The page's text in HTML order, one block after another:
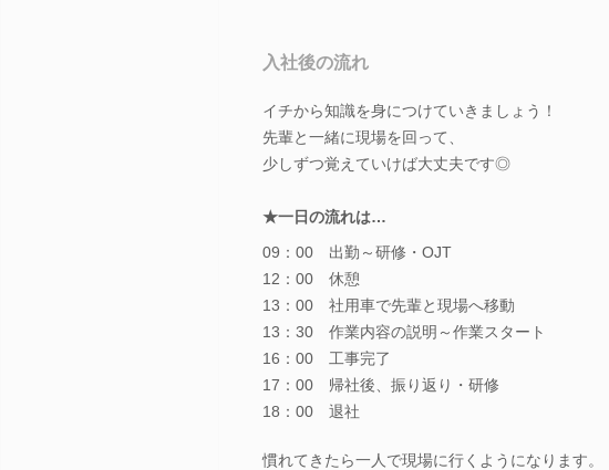
入社後の流れ
イチから知識を身につけていきましょう！
先輩と一緒に現場を回って、
少しずつ覚えていけば大丈夫です◎
★一日の流れは…
09：00 出勤～研修・OJT
12：00 休憩
13：00 社用車で先輩と現場へ移動
13：30 作業内容の説明～作業スタート
16：00 工事完了
17：00 帰社後、振り返り・研修
18：00 退社
慣れてきたら一人で現場に行くようになります。